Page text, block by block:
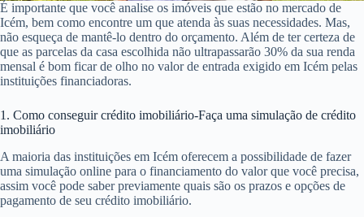
É importante que você analise os imóveis que estão no mercado de
Icém, bem como encontre um que atenda às suas necessidades. Mas,
não esqueça de mantê-lo dentro do orçamento. Além de ter certeza de
que as parcelas da casa escolhida não ultrapassarão 30% da sua renda
mensal é bom ficar de olho no valor de entrada exigido em Icém pelas
instituições financiadoras.
1. Como conseguir crédito imobiliário-Faça uma simulação de crédito
imobiliário
A maioria das instituições em Icém oferecem a possibilidade de fazer
uma simulação online para o financiamento do valor que você precisa,
assim você pode saber previamente quais são os prazos e opções de
pagamento de seu crédito imobiliário.